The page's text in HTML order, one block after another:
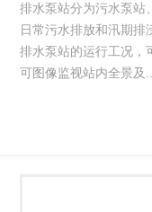
排水泵站分为污水泵站
日常污水排放和汛期排
排水泵站的运行工况，
可图像监视站内全景及